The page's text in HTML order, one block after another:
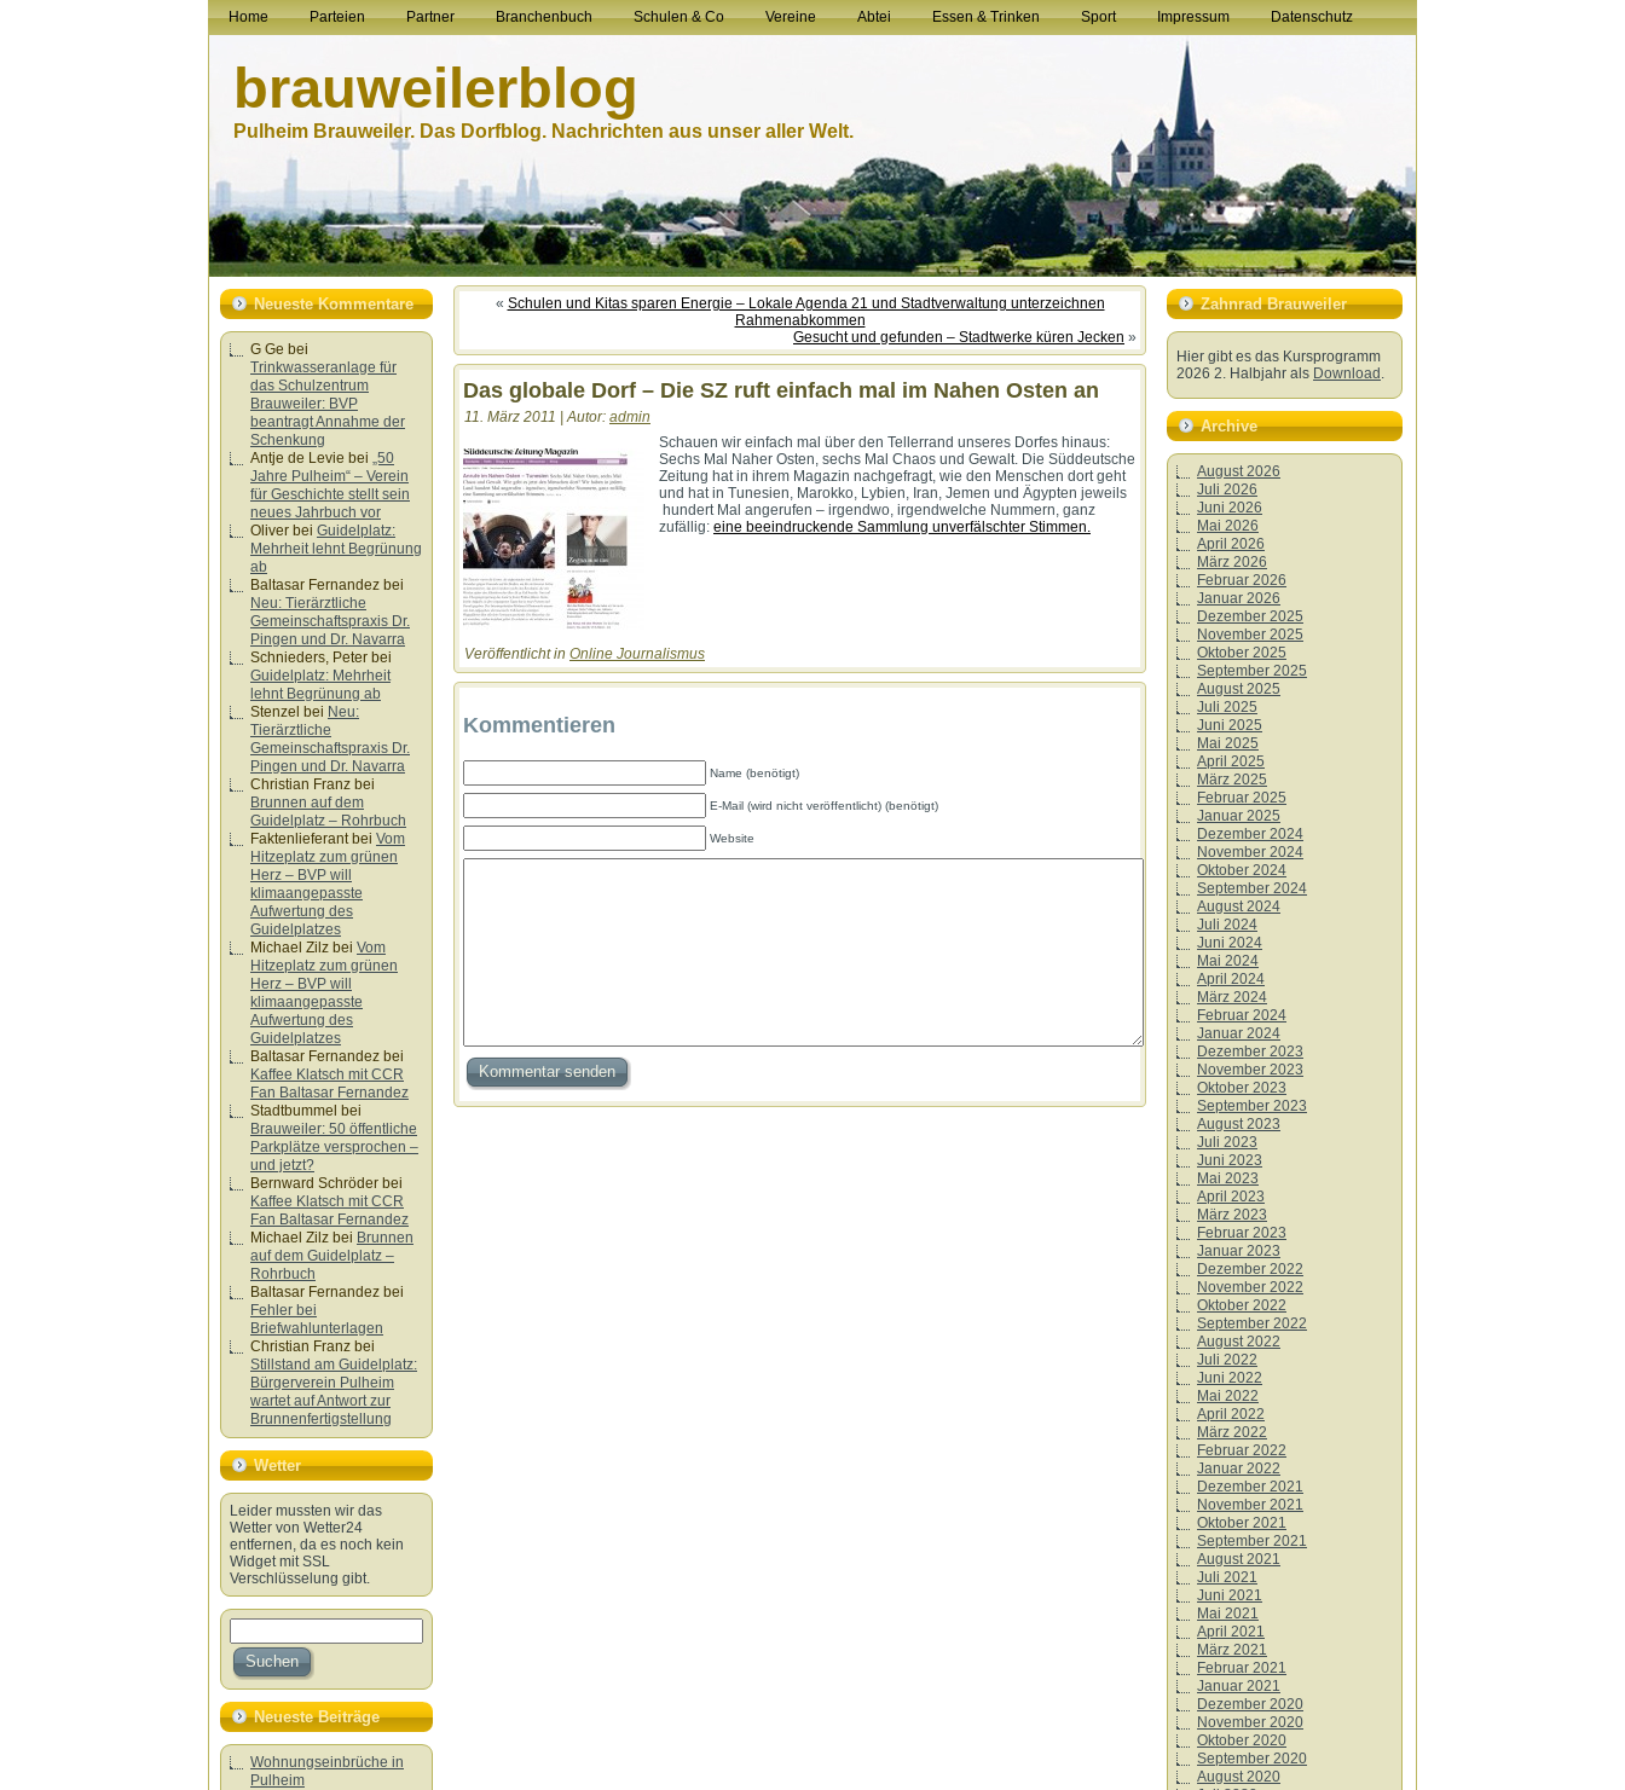
Home Parteien Partner Branchenbuch Schulen & Co Vereine Abtei Essen & Trinken Sport Impressum Datenschutz
brauweilerblog
Pulheim Brauweiler. Das Dorfblog. Nachrichten aus unser aller Welt.
Neueste Kommentare
G Ge bei
Trinkwasseranlage für
das Schulzentrum
Brauweiler: BVP
beantragt Annahme der
Schenkung
Antje de Levie bei „50
Jahre Pulheim“ – Verein
für Geschichte stellt sein
neues Jahrbuch vor
Oliver bei Guidelplatz:
Mehrheit lehnt Begrünung
ab
Baltasar Fernandez bei
Neu: Tierärztliche
Gemeinschaftspraxis Dr.
Pingen und Dr. Navarra
Schnieders, Peter bei
Guidelplatz: Mehrheit
lehnt Begrünung ab
Stenzel bei Neu:
Tierärztliche
Gemeinschaftspraxis Dr.
Pingen und Dr. Navarra
Christian Franz bei
Brunnen auf dem
Guidelplatz – Rohrbuch
Faktenlieferantbei Vom
Hitzeplatz zum grünen
Herz – BVP will
klimaangepasste
Aufwertung des
Guidelplatzes
Michael Zilz bei Vom
Hitzeplatz zum grünen
Herz – BVP will
klimaangepasste
Aufwertung des
Guidelplatzes
Baltasar Fernandez bei
Kaffee Klatsch mit CCR
Fan Baltasar Fernandez
Stadtbummel bei
Brauweiler: 50 öffentliche
Parkplätze versprochen –
und jetzt?
Bernward Schröder bei
Kaffee Klatsch mit CCR
Fan Baltasar Fernandez
Michael Zilz bei Brunnen
auf dem Guidelplatz –
Rohrbuch
Baltasar Fernandez bei
Fehler bei
Briefwahlunterlagen
Christian Franz bei
Stillstand am Guidelplatz:
Bürgerverein Pulheim
wartet auf Antwort zur
Brunnenfertigstellung
Wetter
Leider mussten wir das
Wetter von Wetter24
entfernen, da es noch kein
Widget mit SSL
Verschlüsselung gibt.
Neueste Beiträge
Wohnungseinbrüche in
Pulheim
« Schulen und Kitas sparen Energie – Lokale Agenda 21 und Stadtverwaltung unterzeichnen
Rahmenabkommen
Gesucht und gefunden – Stadtwerke küren Jecken »
Das globale Dorf – Die SZ ruft einfach mal im Nahen Osten an
11. März 2011 | Autor: admin
Schauen wir einfach mal über den Tellerrand unseres Dorfes hinaus:
Sechs Mal Naher Osten, sechs Mal Chaos und Gewalt. Die Süddeutsche
Zeitung hat in ihrem Magazin nachgefragt, wie den Menschen dort geht
und hat in Tunesien, Marokko, Lybien, Iran, Jemen und Ägypten jeweils
hundert Mal angerufen – irgendwo, irgendwelche Nummern, ganz
zufällig: eine beeindruckende Sammlung unverfälschter Stimmen.
Veröffentlicht in Online Journalismus
Kommentieren
Name (benötigt)
E-Mail (wird nicht veröffentlicht) (benötigt)
Website
Zahnrad Brauweiler
Hier gibt es das Kursprogramm
2026 2. Halbjahr als Download .
Archive
August 2026
Juli 2026
Juni 2026
Mai 2026
April 2026
März 2026
Februar 2026
Januar 2026
Dezember 2025
November 2025
Oktober 2025
September 2025
August 2025
Juli 2025
Juni 2025
Mai 2025
April 2025
März 2025
Februar 2025
Januar 2025
Dezember 2024
November 2024
Oktober 2024
September 2024
August 2024
Juli 2024
Juni 2024
Mai 2024
April 2024
März 2024
Februar 2024
Januar 2024
Dezember 2023
November 2023
Oktober 2023
September 2023
August 2023
Juli 2023
Juni 2023
Mai 2023
April 2023
März 2023
Februar 2023
Januar 2023
Dezember 2022
November 2022
Oktober 2022
September 2022
August 2022
Juli 2022
Juni 2022
Mai 2022
April 2022
März 2022
Februar 2022
Januar 2022
Dezember 2021
November 2021
Oktober 2021
September 2021
August 2021
Juli 2021
Juni 2021
Mai 2021
April 2021
März 2021
Februar 2021
Januar 2021
Dezember 2020
November 2020
Oktober 2020
September 2020
August 2020